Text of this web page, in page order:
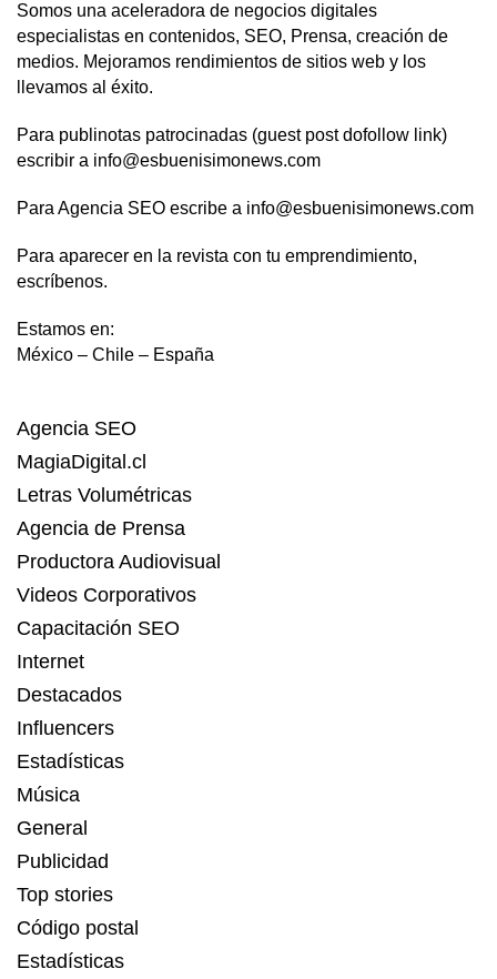
Somos una aceleradora de negocios digitales
especialistas en contenidos, SEO, Prensa, creación de
medios. Mejoramos rendimientos de sitios web y los
llevamos al éxito.
Para publinotas patrocinadas (guest post dofollow link)
escribir a info@esbuenisimonews.com
Para Agencia SEO escribe a info@esbuenisimonews.com
Para aparecer en la revista con tu emprendimiento,
escríbenos.
Estamos en:
México – Chile – España
Agencia SEO
MagiaDigital.cl
Letras Volumétricas
Agencia de Prensa
Productora Audiovisual
Videos Corporativos
Capacitación SEO
Internet
Destacados
Influencers
Estadísticas
Música
General
Publicidad
Top stories
Código postal
Estadísticas